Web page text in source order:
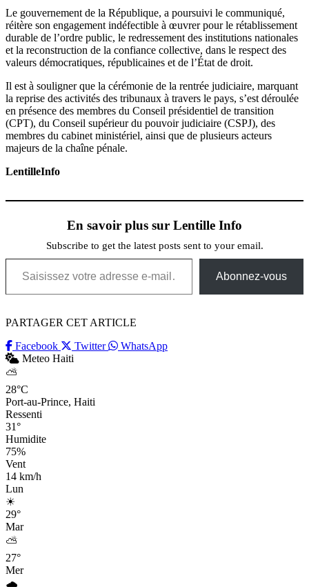
Le gouvernement de la République, a poursuivi le communiqué,
réitère son engagement indéfectible à œuvrer pour le rétablissement
durable de l’ordre public, le redressement des institutions nationales
et la reconstruction de la confiance collective, dans le respect des
valeurs démocratiques, républicaines et de l’État de droit.
Il est à souligner que la cérémonie de la rentrée judiciaire, marquant
la reprise des activités des tribunaux à travers le pays, s’est déroulée
en présence des membres du Conseil présidentiel de transition
(CPT), du Conseil supérieur du pouvoir judiciaire (CSPJ), des
membres du cabinet ministériel, ainsi que de plusieurs acteurs
majeurs de la chaîne pénale.
LentilleInfo
En savoir plus sur Lentille Info
Subscribe to get the latest posts sent to your email.
Saisissez votre adresse e-mail…
Abonnez-vous
PARTAGER CET ARTICLE
Facebook
Twitter
WhatsApp
Meteo Haiti
⛅
28°C
Port-au-Prince, Haiti
Ressenti
31°
Humidite
75%
Vent
14 km/h
Lun
☀
29°
Mar
⛅
27°
Mer
🌧